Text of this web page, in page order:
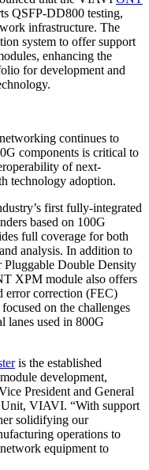
QSFP-DD800 testing,
infrastructure. The
system to offer support
enhancing the
for development and
continues to
components is critical to
of next-
technology adoption.
first fully-integrated
based on 100G
full coverage for both
analysis. In addition to
Pluggable Double Density
XPM module also offers
error correction (FEC)
on the challenges
lanes used in 800G
is the established
development,
President and General
Unit, VIAVI. “With support
solidifying our
operations to
equipment to